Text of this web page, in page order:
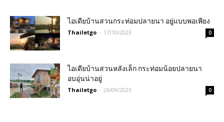
ไอเดียบ้านสวนกระท่อมปลายนา อยู่แบบพอเพียง
Thailetgo - 17/10/2023 0
ไอเดียบ้านสวนหลังเล็ก กระท่อมน้อยปลายนา
อบอุ่นน่าอยู่
Thailetgo - 26/09/2023 0